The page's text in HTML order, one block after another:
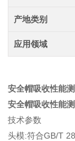
产地类别
应用领域
安全帽吸收性能
安全帽吸收性能
技术参数
头模:符合GB/T